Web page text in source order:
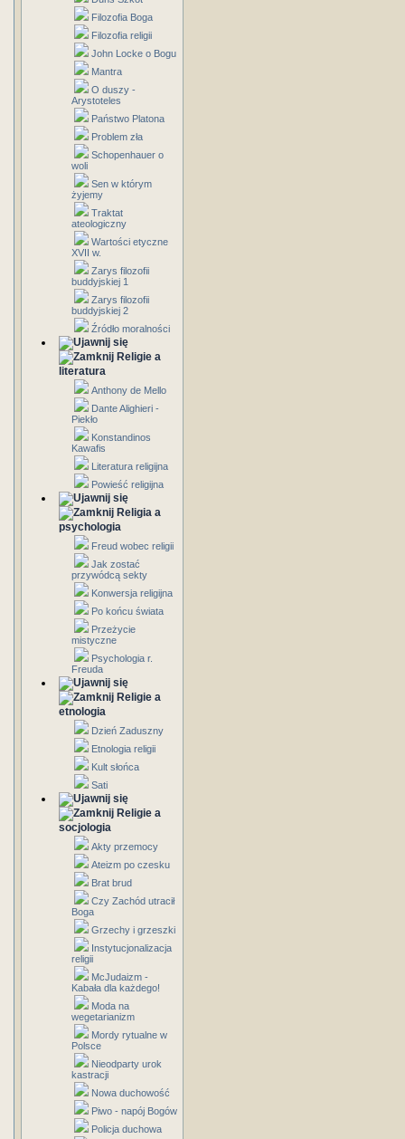
Filozofia Boga
Filozofia religii
John Locke o Bogu
Mantra
O duszy -
Arystoteles
Państwo Platona
Problem zła
Schopenhauer o
woli
Sen w którym
żyjemy
Traktat
ateologiczny
Wartości etyczne
XVII w.
Zarys filozofii
buddyjskiej 1
Zarys filozofii
buddyjskiej 2
Źródło moralności
Religie a
literatura
Anthony de Mello
Dante Alighieri -
Piekło
Konstandinos
Kawafis
Literatura religijna
Powieść religijna
Religia a
psychologia
Freud wobec religii
Jak zostać
przywódcą sekty
Konwersja religijna
Po końcu świata
Przeżycie
mistyczne
Psychologia r.
Freuda
Religie a
etnologia
Dzień Zaduszny
Etnologia religii
Kult słońca
Sati
Religie a
socjologia
Akty przemocy
Ateizm po czesku
Brat brud
Czy Zachód utracił
Boga
Grzechy i grzeszki
Instytucjonalizacja
religii
McJudaizm -
Kabała dla każdego!
Moda na
wegetarianizm
Mordy rytualne w
Polsce
Nieodparty urok
kastracji
Nowa duchowość
Piwo - napój Bogów
Policja duchowa